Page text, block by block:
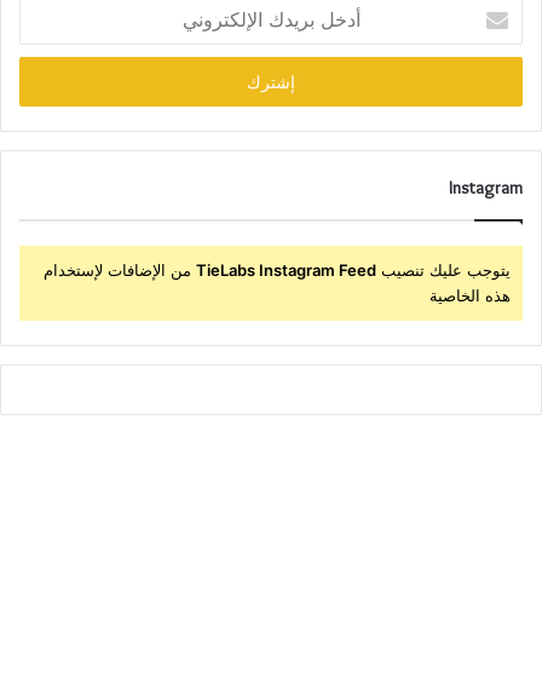
بريدك
الإلكتروني
Instagram
يتوجب عليك تنصيب TieLabs Instagram Feed من الإضافات لإستخدام
هذه الخاصية